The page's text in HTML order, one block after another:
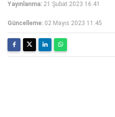
Yayınlanma: 21 Şubat 2023 16:41
Güncelleme: 02 Mayıs 2023 11:45